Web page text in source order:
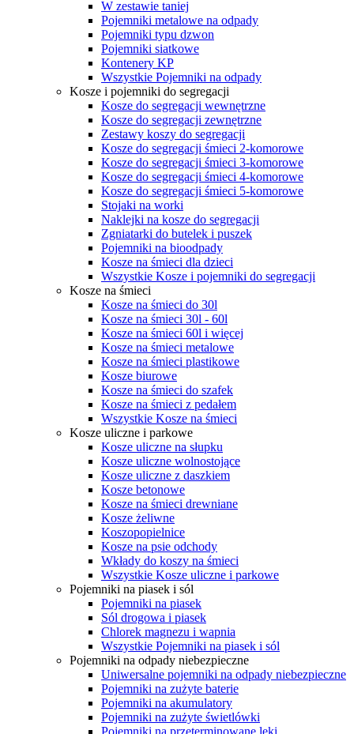
W zestawie taniej
Pojemniki metalowe na odpady
Pojemniki typu dzwon
Pojemniki siatkowe
Kontenery KP
Wszystkie Pojemniki na odpady
Kosze i pojemniki do segregacji
Kosze do segregacji wewnętrzne
Kosze do segregacji zewnętrzne
Zestawy koszy do segregacji
Kosze do segregacji śmieci 2-komorowe
Kosze do segregacji śmieci 3-komorowe
Kosze do segregacji śmieci 4-komorowe
Kosze do segregacji śmieci 5-komorowe
Stojaki na worki
Naklejki na kosze do segregacji
Zgniatarki do butelek i puszek
Pojemniki na bioodpady
Kosze na śmieci dla dzieci
Wszystkie Kosze i pojemniki do segregacji
Kosze na śmieci
Kosze na śmieci do 30l
Kosze na śmieci 30l - 60l
Kosze na śmieci 60l i więcej
Kosze na śmieci metalowe
Kosze na śmieci plastikowe
Kosze biurowe
Kosze na śmieci do szafek
Kosze na śmieci z pedałem
Wszystkie Kosze na śmieci
Kosze uliczne i parkowe
Kosze uliczne na słupku
Kosze uliczne wolnostojące
Kosze uliczne z daszkiem
Kosze betonowe
Kosze na śmieci drewniane
Kosze żeliwne
Koszopopielnice
Kosze na psie odchody
Wkłady do koszy na śmieci
Wszystkie Kosze uliczne i parkowe
Pojemniki na piasek i sól
Pojemniki na piasek
Sól drogowa i piasek
Chlorek magnezu i wapnia
Wszystkie Pojemniki na piasek i sól
Pojemniki na odpady niebezpieczne
Uniwersalne pojemniki na odpady niebezpieczne
Pojemniki na zużyte baterie
Pojemniki na akumulatory
Pojemniki na zużyte świetlówki
Pojemniki na przeterminowane leki